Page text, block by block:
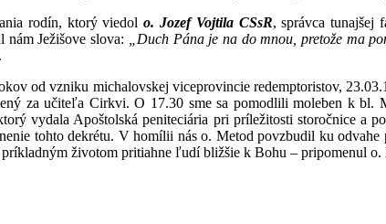
rodín, ktorý viedolo. Jozef Vojtila CSsR, správca tunajšej
nám Ježišove slova:
„Duch Pána je na do mnou, pretože ma
od vzniku michalovskej viceprovincie redemptoristov,
za učiteľa Cirkvi. O 17.30 sme sa pomodlili moleben k
vydala Apoštolská peniteciária pri príležitosti storočnice a
tohto dekrétu. V homílii nás o. Metod povzbudil ku
životom pritiahne ľudí bližšie k Bohu – pripomenul o.